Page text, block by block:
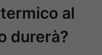
al
durerà?